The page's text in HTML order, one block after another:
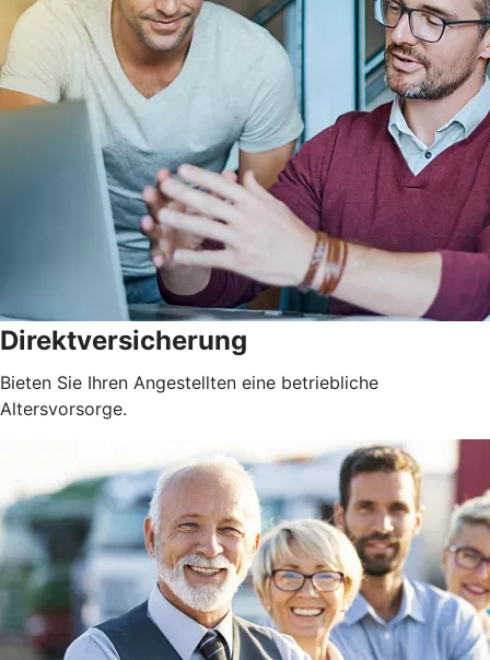
Direktversicherung
Bieten Sie Ihren Angestellten eine betriebliche
Altersvorsorge.